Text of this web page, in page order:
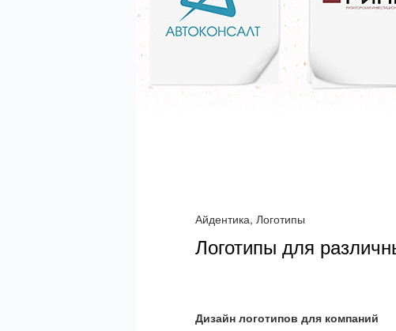
Айдентика, Логотипы
Логотипы для
Дизайн логотипов для компаний